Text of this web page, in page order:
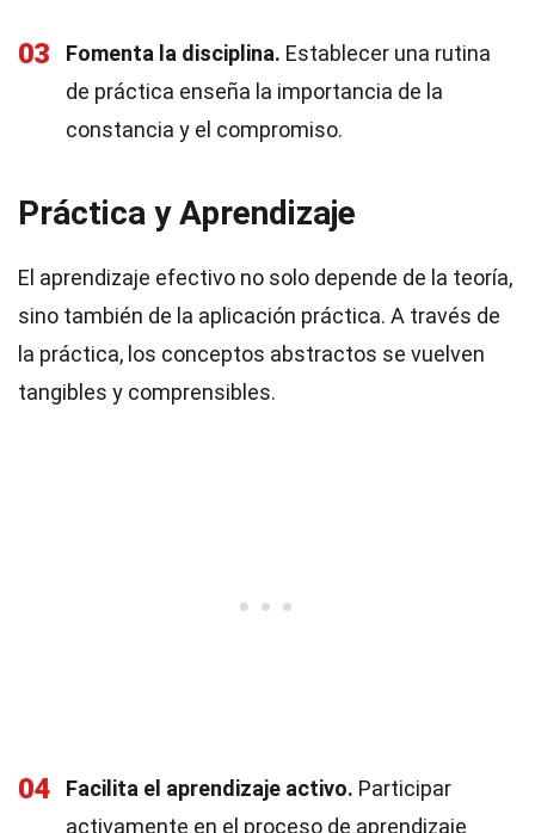
03 Fomenta la disciplina. Establecer una rutina
de práctica enseña la importancia de la
constancia y el compromiso.
Práctica y Aprendizaje
El aprendizaje efectivo no solo depende de la teoría,
sino también de la aplicación práctica. A través de
la práctica, los conceptos abstractos se vuelven
tangibles y comprensibles.
04 Facilita el aprendizaje activo. Participar
activamente en el proceso de aprendizaje